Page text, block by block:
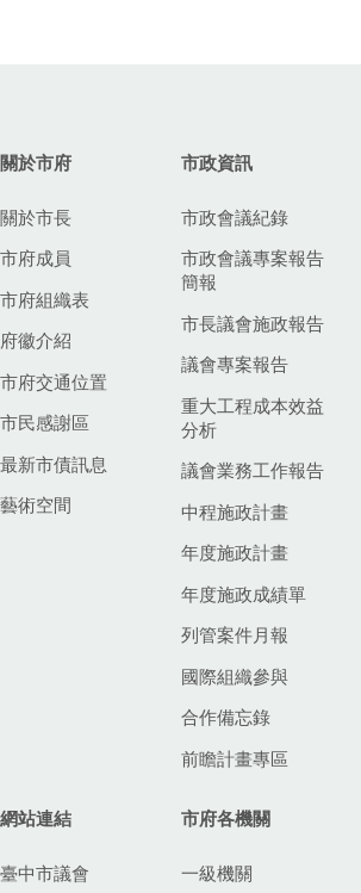
關於市府
關於市長
市府成員
市府組織表
府徽介紹
市府交通位置
市民感謝區
最新市債訊息
藝術空間
市政資訊
市政會議紀錄
市政會議專案報告
簡報
市長議會施政報告
議會專案報告
重大工程成本效益
分析
議會業務工作報告
中程施政計畫
年度施政計畫
年度施政成績單
列管案件月報
國際組織參與
合作備忘錄
前瞻計畫專區
網站連結
臺中市議會
市府各機關
一級機關